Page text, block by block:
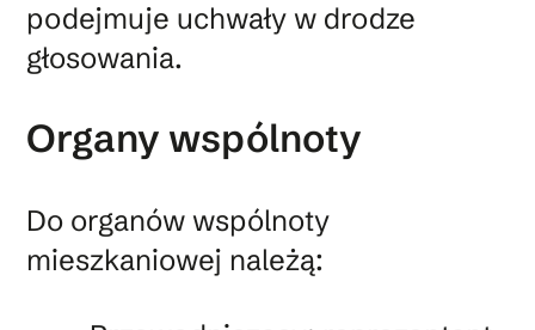
podejmuje uchwały w drodze
głosowania.
Organy wspólnoty
Do organów wspólnoty
mieszkaniowej należą: